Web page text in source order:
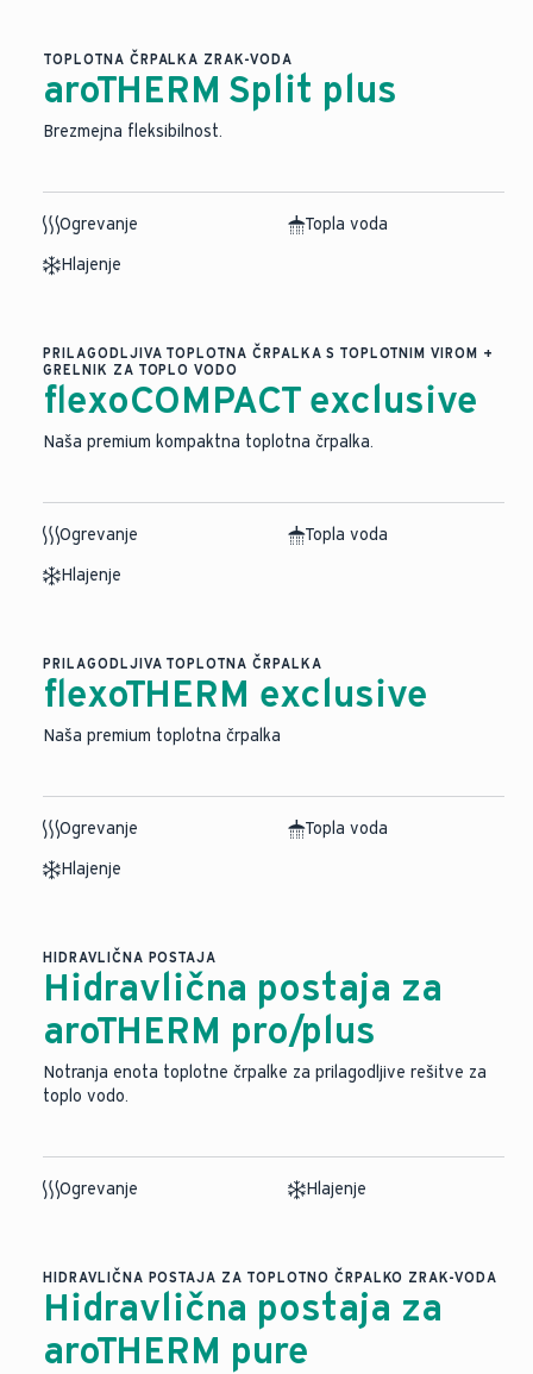
TOPLOTNA ČRPALKA ZRAK-VODA
aroTHERM Split plus
Brezmejna fleksibilnost.
Ogrevanje
Topla voda
Hlajenje
PRILAGODLJIVA TOPLOTNA ČRPALKA S TOPLOTNIM VIROM +
GRELNIK ZA TOPLO VODO
flexoCOMPACT exclusive
Naša premium kompaktna toplotna črpalka.
Ogrevanje
Topla voda
Hlajenje
PRILAGODLJIVA TOPLOTNA ČRPALKA
flexoTHERM exclusive
Naša premium toplotna črpalka
Ogrevanje
Topla voda
Hlajenje
HIDRAVLIČNA POSTAJA
Hidravlična postaja za
aroTHERM pro/plus
Notranja enota toplotne črpalke za prilagodljive rešitve za
toplo vodo.
Ogrevanje Hlajenje
HIDRAVLIČNA POSTAJA ZA TOPLOTNO ČRPALKO ZRAK-VODA
Hidravlična postaja za
aroTHERM pure